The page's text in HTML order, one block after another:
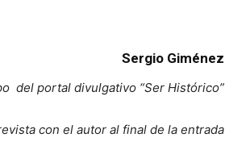
Sergio Giménez
del portal divulgativo “Ser Histórico”
con el autor al final de la entrada